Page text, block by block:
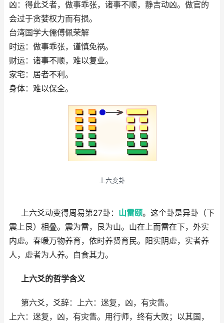
凶：得此爻者，做事乖张，诸事不顺，静吉动凶。做官的
会过于贪婪权力而有损。
台湾国学大儒傅佩荣解
时运：做事乖张，谨慎免祸。
财运：诸事不顺，难以复业。
家宅：居者不利。
身体：难以保全。
上六变卦
上六爻动变得周易第27卦： 山雷颐。这个卦是异卦（下
震上艮）相叠。震为雷，艮为山。山在上而雷在下，外实
内虚。春暖万物养育，依时养贤育民。阳实阴虚，实者养
人，虚者为人养。自食其力。
上六爻的哲学含义
第六爻，爻辞：上六：迷复，凶，有灾眚。
上六：迷复，凶，有灾眚。用行师，终有大败；以其国，